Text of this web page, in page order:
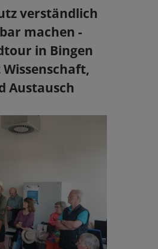
verständlich
machen -
in Bingen
Austausch